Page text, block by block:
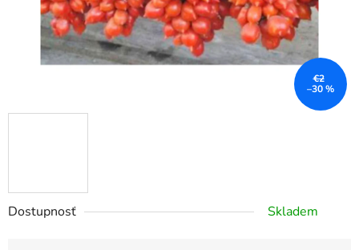
Dostupnosť Skladem
€2
–30 %